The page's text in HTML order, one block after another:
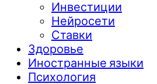
Инвестиции
Нейросети
Ставки
Здоровье
Иностранные языки
Психология